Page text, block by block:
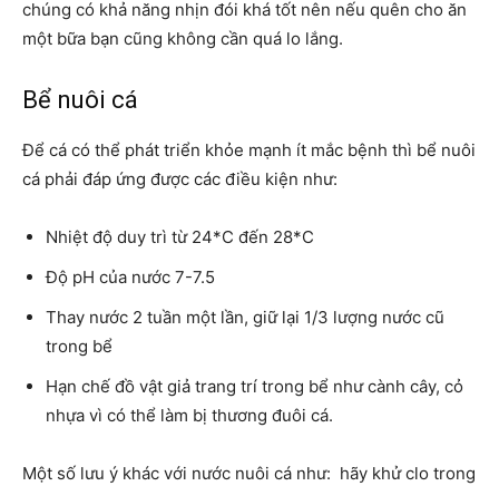
chúng có khả năng nhịn đói khá tốt nên nếu quên cho ăn
một bữa bạn cũng không cần quá lo lắng.
Bể nuôi cá
Để cá có thể phát triển khỏe mạnh ít mắc bệnh thì bể nuôi
cá phải đáp ứng được các điều kiện như:
Nhiệt độ duy trì từ 24*C đến 28*C
Độ pH của nước 7-7.5
Thay nước 2 tuần một lần, giữ lại 1/3 lượng nước cũ
trong bể
Hạn chế đồ vật giả trang trí trong bể như cành cây, cỏ
nhựa vì có thể làm bị thương đuôi cá.
Một số lưu ý khác với nước nuôi cá như: hãy khử clo trong